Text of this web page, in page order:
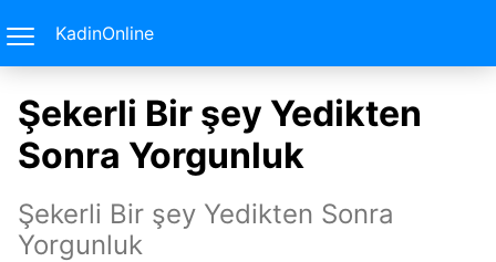
KadinOnline
Şekerli Bir şey Yedikten
Sonra Yorgunluk
Şekerli Bir şey Yedikten Sonra
Yorgunluk